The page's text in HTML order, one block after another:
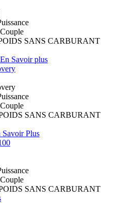
Couple
SANS CARBURANT
En Savoir plus
Couple
SANS CARBURANT
Savoir Plus
Couple
SANS CARBURANT